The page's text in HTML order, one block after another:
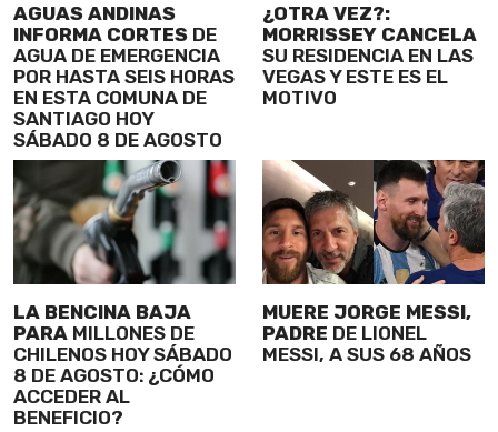
AGUAS ANDINAS
INFORMA CORTES DE
AGUA DE EMERGENCIA
POR HASTA SEIS HORAS
EN ESTA COMUNA DE
SANTIAGO HOY
SÁBADO 8 DE AGOSTO
¿OTRA VEZ?:
MORRISSEY CANCELA
SU RESIDENCIA EN LAS
VEGAS Y ESTE ES EL
MOTIVO
LA BENCINA BAJA
PARA MILLONES DE
CHILENOS HOY SÁBADO
8 DE AGOSTO: ¿CÓMO
ACCEDER AL
BENEFICIO?
MUERE JORGE MESSI,
PADRE DE LIONEL
MESSI, A SUS 68 AÑOS